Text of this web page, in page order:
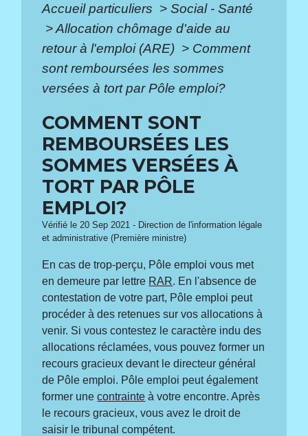
Accueil particuliers > Social - Santé
>Allocation chômage d'aide au
retour à l'emploi (ARE) > Comment
sont remboursées les sommes
versées à tort par Pôle emploi?
COMMENT SONT
REMBOURSÉES LES
SOMMES VERSÉES À
TORT PAR PÔLE
EMPLOI?
Vérifié le 20 Sep 2021 - Direction de l'information légale
et administrative (Première ministre)
En cas de trop-perçu, Pôle emploi vous met
en demeure par lettre RAR. En l'absence de
contestation de votre part, Pôle emploi peut
procéder à des retenues sur vos allocations à
venir. Si vous contestez le caractère indu des
allocations réclamées, vous pouvez former un
recours gracieux devant le directeur général
de Pôle emploi. Pôle emploi peut également
former unecontrainte à votre encontre. Après
le recours gracieux, vous avez le droit de
saisir le tribunal compétent.